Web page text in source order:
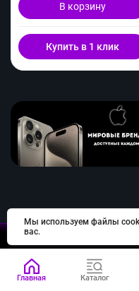
В корзину
Купить в 1 клик
Главная Каталог
Мы используем файлы
вас.